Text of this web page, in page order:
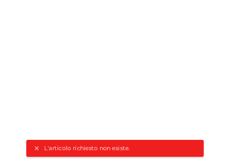
L'articolo richiesto non esiste.